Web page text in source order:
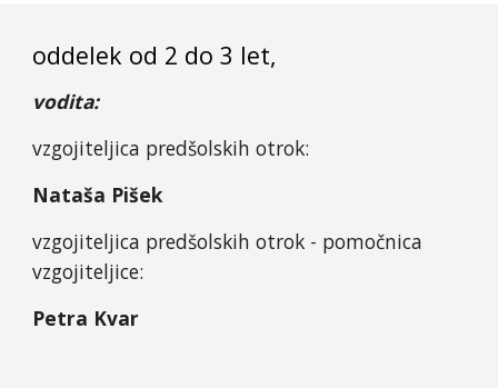
oddelek od 2 do 3 let,
vodita:
vzgojiteljica predšolskih otrok:
Nataša Pišek
vzgojiteljica predšolskih otrok - pomočnica
vzgojiteljice:
Petra Kvar